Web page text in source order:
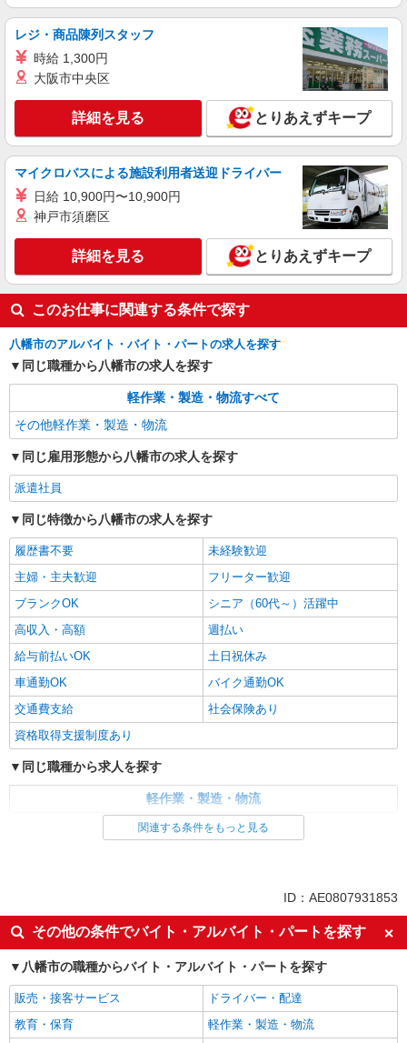
レジ・商品陳列スタッフ
時給 1,300円
大阪市中央区
詳細を見る とりあえずキープ
マイクロバスによる施設利用者送迎ドライバー
日給 10,900円〜10,900円
神戸市須磨区
詳細を見る とりあえずキープ
このお仕事に関連する条件で探す
八幡市のアルバイト・バイト・パートの求人を探す
同じ職種から八幡市の求人を探す
軽作業・製造・物流すべて
その他軽作業・製造・物流
同じ雇用形態から八幡市の求人を探す
派遣社員
同じ特徴から八幡市の求人を探す
履歴書不要
未経験歓迎
主婦・主夫歓迎
フリーター歓迎
ブランクOK
シニア（60代～）活躍中
高収入・高額
週払い
給与前払いOK
土日祝休み
車通勤OK
バイク通勤OK
交通費支給
社会保険あり
資格取得支援制度あり
同じ職種から求人を探す
軽作業・製造・物流
同じ特徴から求人を探す
社会保険あり
関連する条件をもっと見る
ID：AE0807931853
その他の条件でバイト・アルバイト・パートを探す
八幡市の職種からバイト・アルバイト・パートを探す
販売・接客サービス
ドライバー・配達
教育・保育
軽作業・製造・物流